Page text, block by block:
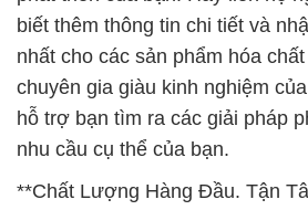
biết thêm thông tin chi tiết và
nhất cho các sản phẩm hóa
chuyên gia giàu kinh nghiệm
hỗ trợ bạn tìm ra các giải pháp
nhu cầu cụ thể của bạn.
**Chất Lượng Hàng Đầu. Tận